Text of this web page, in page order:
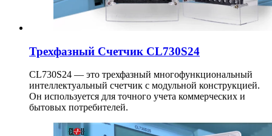
Трехфазный Счетчик CL730S24
CL730S24 — это трехфазный многофункциональный
интеллектуальный счетчик с модульной конструкцией.
Он используется для точного учета коммерческих и
бытовых потребителей.